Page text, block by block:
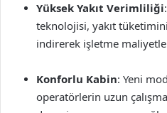
Yüksek Yakıt Verimliliği
teknolojisi, yakıt
indirerek işletme
Konforlu Kabin: Yeni
operatörlerin uzun